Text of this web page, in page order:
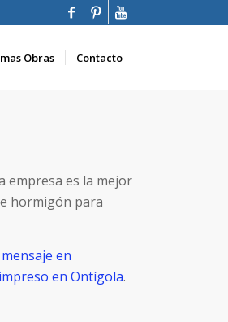
Obras Contacto
empresa es la mejor
hormigón para
en
en Ontígola.